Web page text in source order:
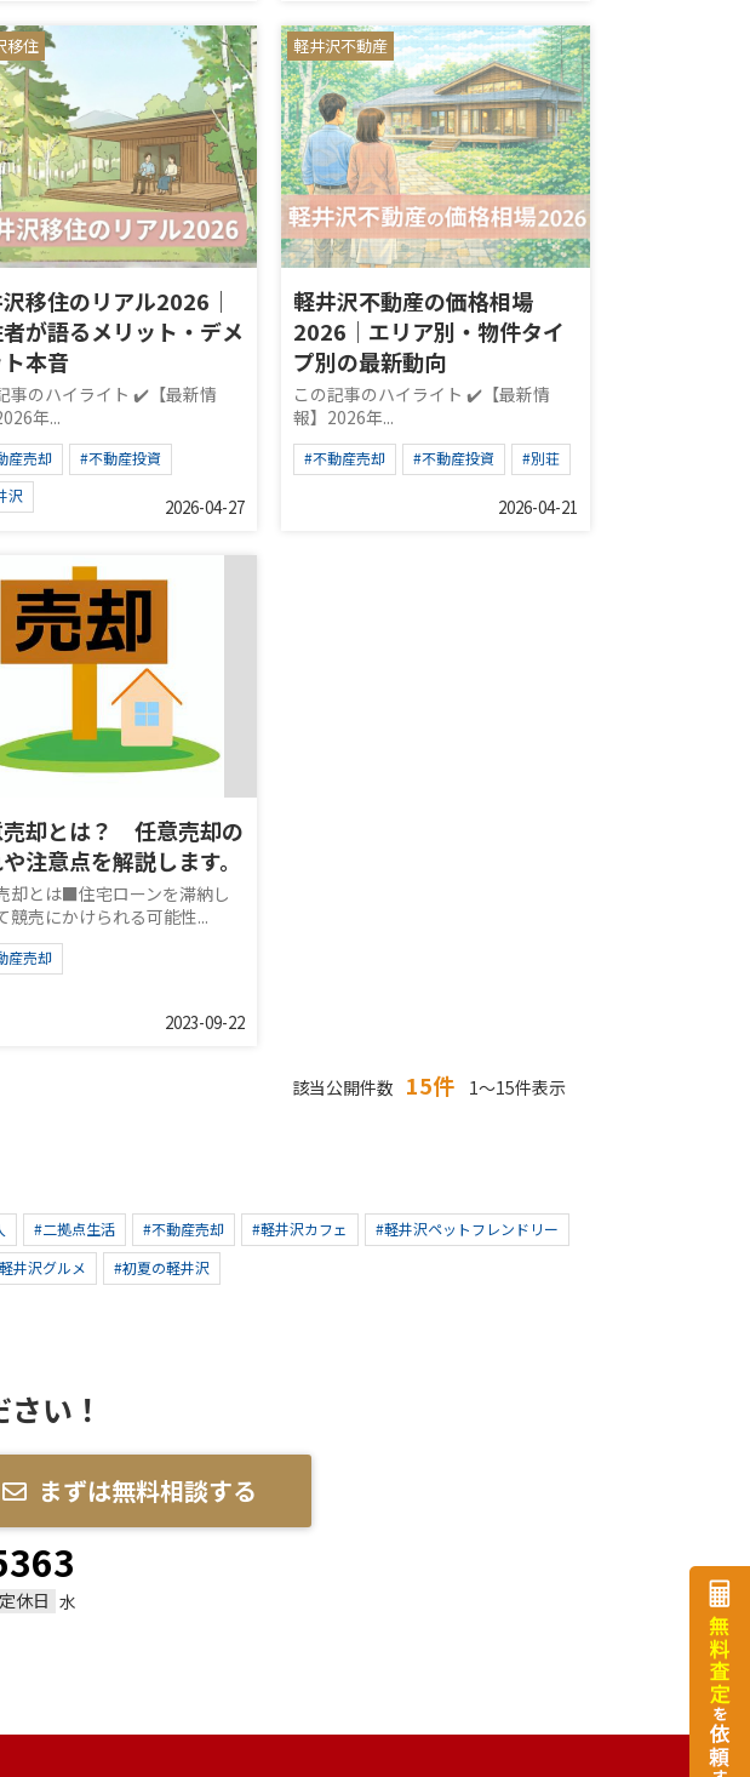
移住
移住のリアル2026｜
が語るメリット・デメ
本音
事のハイライト ✔️【最新情
年...
産売却
#不動産投資
沢
2026-04-27
軽井沢不動産
軽井沢不動産の価格相場
2026｜エリア別・物件タイ
プ別の最新動向
この記事のハイライト ✔️【最新情
報】2026年...
#不動産売却 #不動産投資 #別荘
2026-04-21
却とは？ 任意売却の
注意点を解説します。
却とは■住宅ローンを滞納し
競売にかけられる可能性...
産売却
2023-09-22
該当公開件数 15件 1～15件表示
#二拠点生活 #不動産売却 #軽井沢カフェ
#軽井沢ペットフレンドリー
井沢グルメ #初夏の軽井沢
い！
まずは無料相談する
定休日 水